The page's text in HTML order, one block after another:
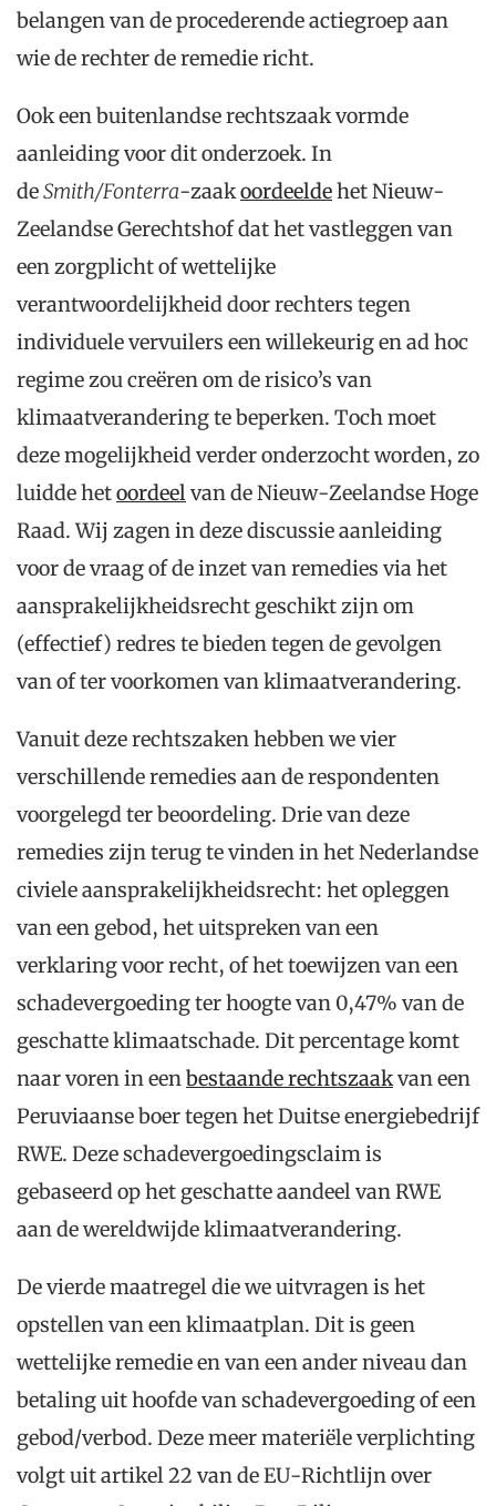
belangen van de procederende actiegroep aan
wie de rechter de remedie richt.
Ook een buitenlandse rechtszaak vormde
aanleiding voor dit onderzoek. In
deSmith/Fonterra-zaakoordeeldehet Nieuw-
Zeelandse Gerechtshof dat het vastleggen van
een zorgplicht of wettelijke
verantwoordelijkheid door rechters tegen
individuele vervuilers een willekeurig en ad hoc
regime zou creëren om de risico’s van
klimaatverandering te beperken. Toch moet
deze mogelijkheid verder onderzocht worden, zo
luidde hetoordeelvan de Nieuw-Zeelandse Hoge
Raad. Wij zagen in deze discussie aanleiding
voor de vraag of de inzet van remedies via het
aansprakelijkheidsrecht geschikt zijn om
(effectief) redres te bieden tegen de gevolgen
van of ter voorkomen van klimaatverandering.
Vanuit deze rechtszaken hebben we vier
verschillende remedies aan de respondenten
voorgelegd ter beoordeling. Drie van deze
remedies zijn terug te vinden in het Nederlandse
civiele aansprakelijkheidsrecht: het opleggen
van een gebod, het uitspreken van een
verklaring voor recht, of het toewijzen van een
schadevergoeding ter hoogte van 0,47% van de
geschatte klimaatschade. Dit percentage komt
naar voren in eenbestaande rechtszaakvan een
Peruviaanse boer tegen het Duitse energiebedrijf
RWE. Deze schadevergoedingsclaim is
gebaseerd op het geschatte aandeel van RWE
aan de wereldwijde klimaatverandering.
De vierde maatregel die we uitvragen is het
opstellen van een klimaatplan. Dit is geen
wettelijke remedie en van een ander niveau dan
betaling uit hoofde van schadevergoeding of een
gebod/verbod. Deze meer materiële verplichting
volgt uit artikel 22 van de EU-Richtlijn over